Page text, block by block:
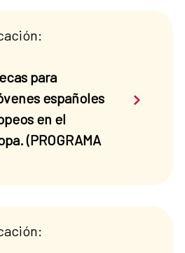
para
españoles
en el
(PROGRAMA
Saber